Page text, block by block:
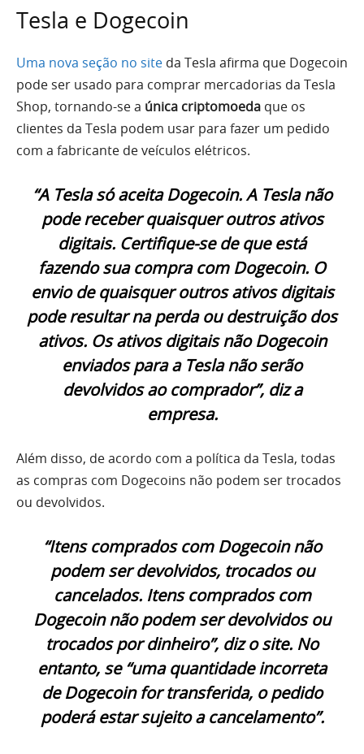
Tesla e Dogecoin
Uma nova seção no site da Tesla afirma que Dogecoin
pode ser usado para comprar mercadorias da Tesla
Shop, tornando-se a única criptomoeda que os
clientes da Tesla podem usar para fazer um pedido
com a fabricante de veículos elétricos.
“A Tesla só aceita Dogecoin. A Tesla não
pode receber quaisquer outros ativos
digitais. Certifique-se de que está
fazendo sua compra com Dogecoin. O
envio de quaisquer outros ativos digitais
pode resultar na perda ou destruição dos
ativos. Os ativos digitais não Dogecoin
enviados para a Tesla não serão
devolvidos ao comprador”, diz a
empresa.
Além disso, de acordo com a política da Tesla, todas
as compras com Dogecoins não podem ser trocados
ou devolvidos.
“Itens comprados com Dogecoin não
podem ser devolvidos, trocados ou
cancelados. Itens comprados com
Dogecoin não podem ser devolvidos ou
trocados por dinheiro”, diz o site. No
entanto, se “uma quantidade incorreta
de Dogecoin for transferida, o pedido
poderá estar sujeito a cancelamento”.